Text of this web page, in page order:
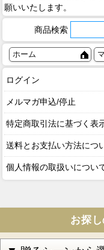
願いいたします。
商品検索
ホーム
ログイン
メルマガ申込/停止
特定商取引法に基づく表
送料とお支払い方法につ
個人情報の取扱いについ
お探